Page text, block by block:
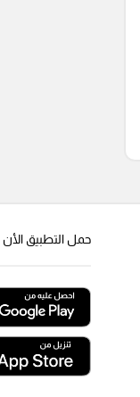
حمل التطبيق الأن